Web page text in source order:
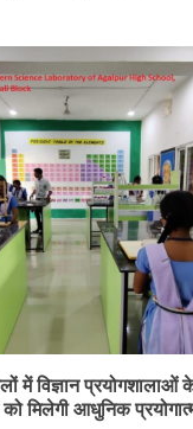
में विज्ञान
को मिलेगी आधुनिक